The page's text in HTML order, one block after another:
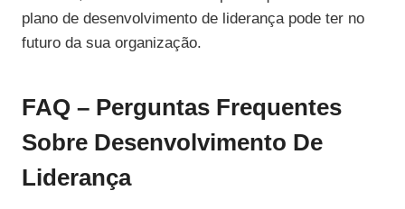
plano de desenvolvimento de liderança pode ter no
futuro da sua organização.
FAQ – Perguntas Frequentes
Sobre Desenvolvimento De
Liderança